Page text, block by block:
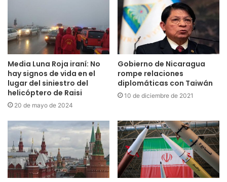
Media Luna Roja iraní: No
hay signos de vida en el
lugar del siniestro del
helicóptero de Raisi
20 de mayo de 2024
Gobierno de Nicaragua
rompe relaciones
diplomáticas con Taiwán
10 de diciembre de 2021